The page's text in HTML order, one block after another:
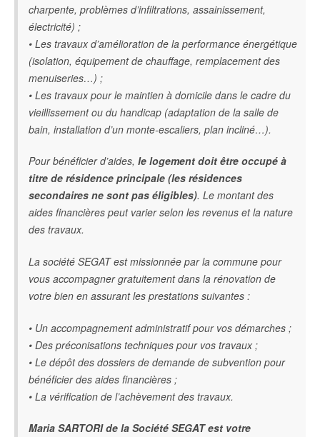
charpente, problèmes d’infiltrations, assainissement,
électricité) ;
• Les travaux d’amélioration de la performance énergétique
(isolation, équipement de chauffage, remplacement des
menuiseries…) ;
• Les travaux pour le maintien à domicile dans le cadre du
vieillissement ou du handicap (adaptation de la salle de
bain, installation d’un monte-escaliers, plan incliné…).
Pour bénéficier d’aides, le logement doit être occupé à
titre de résidence principale (les résidences
secondaires ne sont pas éligibles). Le montant des
aides financières peut varier selon les revenus et la nature
des travaux.
La société SEGAT est missionnée par la commune pour
vous accompagner gratuitement dans la rénovation de
votre bien en assurant les prestations suivantes :
• Un accompagnement administratif pour vos démarches ;
• Des préconisations techniques pour vos travaux ;
• Le dépôt des dossiers de demande de subvention pour
bénéficier des aides financières ;
• La vérification de l’achèvement des travaux.
Maria SARTORI de la Société SEGAT est votre